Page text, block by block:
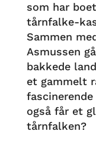
som har
tårnfalke-
Sammen
Asmussen
bakkede
et gammelt
også får et
tårnfalken?